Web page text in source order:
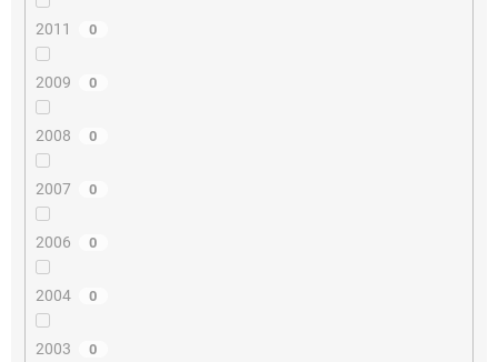
2011 0
2009 0
2008 0
2007 0
2006 0
2004 0
2003 0